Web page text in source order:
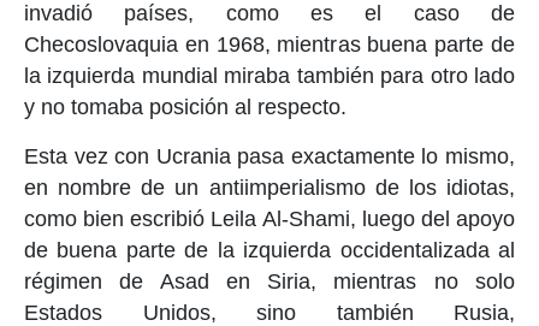
invadió países, como es el caso de
Checoslovaquia en 1968, mientras buena parte de
la izquierda mundial miraba también para otro lado
y no tomaba posición al respecto.
Esta vez con Ucrania pasa exactamente lo mismo,
en nombre de un antiimperialismo de los idiotas,
como bien escribió Leila Al-Shami, luego del apoyo
de buena parte de la izquierda occidentalizada al
régimen de Asad en Siria, mientras no solo
Estados Unidos, sino también Rusia,